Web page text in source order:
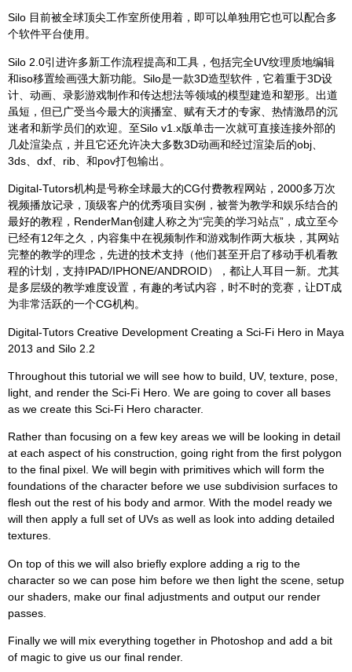
Silo 目前被全球顶尖工作室所使用着，即可以单独用它也可以配合多
个软件平台使用。
Silo 2.0引进许多新工作流程提高和工具，包括完全UV纹理质地编辑
和iso移置绘画强大新功能。Silo是一款3D造型软件，它着重于3D设
计、动画、录影游戏制作和传达想法等领域的模型建造和塑形。出道
虽短，但已广受当今最大的演播室、赋有天才的专家、热情激昂的沉
迷者和新学员们的欢迎。至Silo v1.x版单击一次就可直接连接外部的
几处渲染点，并且它还允许决大多数3D动画和经过渲染后的obj、
3ds、dxf、rib、和pov打包输出。
Digital-Tutors机构是号称全球最大的CG付费教程网站，2000多万次
视频播放记录，顶级客户的优秀项目实例，被誉为教学和娱乐结合的
最好的教程，RenderMan创建人称之为“完美的学习站点”，成立至今
已经有12年之久，内容集中在视频制作和游戏制作两大板块，其网站
完整的教学的理念，先进的技术支持（他们甚至开启了移动手机看教
程的计划，支持IPAD/IPHONE/ANDROID），都让人耳目一新。尤其
是多层级的教学难度设置，有趣的考试内容，时不时的竞赛，让DT成
为非常活跃的一个CG机构。
Digital-Tutors Creative Development Creating a Sci-Fi Hero in Maya
2013 and Silo 2.2
Throughout this tutorial we will see how to build, UV, texture, pose,
light, and render the Sci-Fi Hero. We are going to cover all bases
as we create this Sci-Fi Hero character.
Rather than focusing on a few key areas we will be looking in detail
at each aspect of his construction, going right from the first polygon
to the final pixel. We will begin with primitives which will form the
foundations of the character before we use subdivision surfaces to
flesh out the rest of his body and armor. With the model ready we
will then apply a full set of UVs as well as look into adding detailed
textures.
On top of this we will also briefly explore adding a rig to the
character so we can pose him before we then light the scene, setup
our shaders, make our final adjustments and output our render
passes.
Finally we will mix everything together in Photoshop and add a bit
of magic to give us our final render.